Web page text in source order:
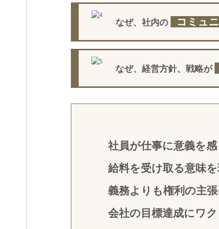
なぜ、社内の コミュ
なぜ、経営方針、戦略が
社員が仕事に意義を
給料を受け取る意味
義務よりも権利の主
会社の目標達成にワ